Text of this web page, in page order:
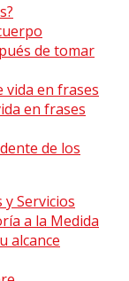
de tomar
en frases
de los
Servicios
a la Medida
alcance